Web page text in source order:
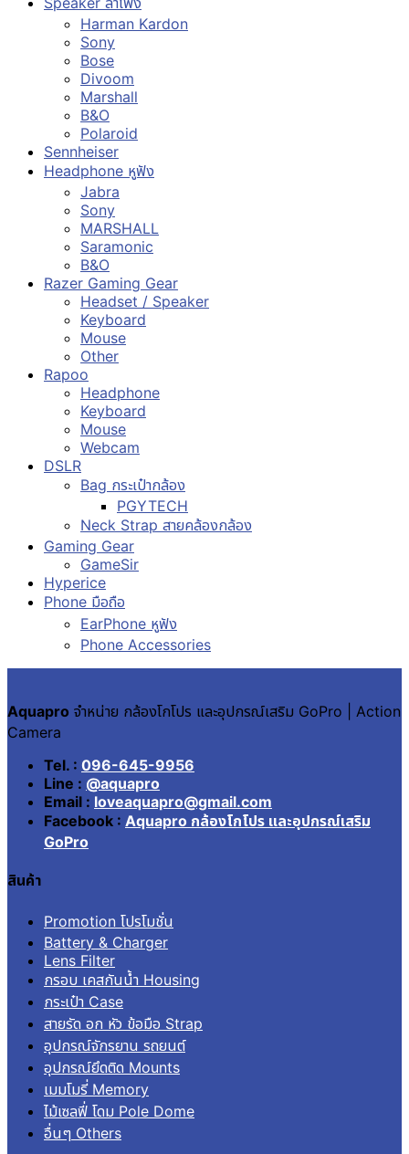
Harman Kardon
Sony
Bose
Divoom
Marshall
B&O
Polaroid
Sennheiser
Headphone หูฟัง
Jabra
Sony
MARSHALL
Saramonic
B&O
Razer Gaming Gear
Headset / Speaker
Keyboard
Mouse
Other
Rapoo
Headphone
Keyboard
Mouse
Webcam
DSLR
Bag กระเป๋ากล้อง
PGYTECH
Neck Strap สายคล้องกล้อง
Gaming Gear
GameSir
Hyperice
Phone มือถือ
EarPhone หูฟัง
Phone Accessories
Aquapro จำหน่าย กล้องโกโปร และอุปกรณ์เสริม GoPro | Action
Camera
Tel. : 096-645-9956
Line : @aquapro
Email : loveaquapro@gmail.com
Facebook : Aquapro กล้องโกโปร และอุปกรณ์เสริม
GoPro
สินค้า
Promotion โปรโมชั่น
Battery & Charger
Lens Filter
กรอบ เคสกันน้ำ Housing
กระเป๋า Case
สายรัด อก หัว ข้อมือ Strap
อุปกรณ์จักรยาน รถยนต์
อุปกรณ์ยึดติด Mounts
เมมโมรี่ Memory
ไม้เซลฟี่ โดม Pole Dome
อื่นๆ Others